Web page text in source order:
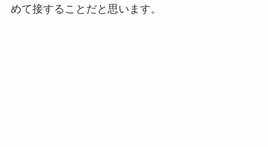
めて接することだと思います。